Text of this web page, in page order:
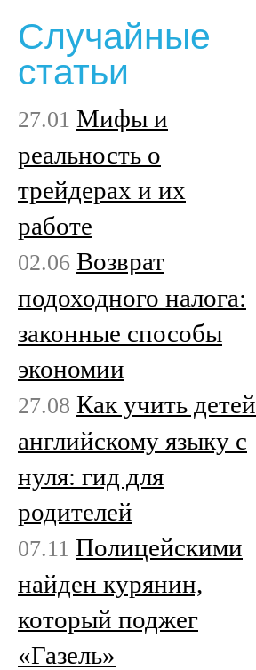
Случайные
статьи
27.01 Мифы и
реальность о
трейдерах и их
работе
02.06 Возврат
подоходного налога:
законные способы
экономии
27.08 Как учить детей
английскому языку с
нуля: гид для
родителей
07.11 Полицейскими
найден курянин,
который поджег
«Газель»